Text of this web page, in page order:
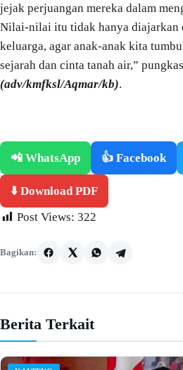
jejak perjuangan mereka dalam
Nilai-nilai itu tidak hanya diajarkan
keluarga, agar anak-anak kita
sejarah dan cinta tanah air,”
(adv/kmfksl/Aqmar/kb).
📲 WhatsApp 👍 Facebook
⬇️ Download PDF
Post Views: 322
Bagikan:
Berita Terkait